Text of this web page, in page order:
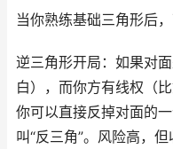
当你熟练基础三角形后，
逆三角形开局：如果对
白），而你方有线权（
你可以直接反掉对面的
叫“反三角”。风险高，